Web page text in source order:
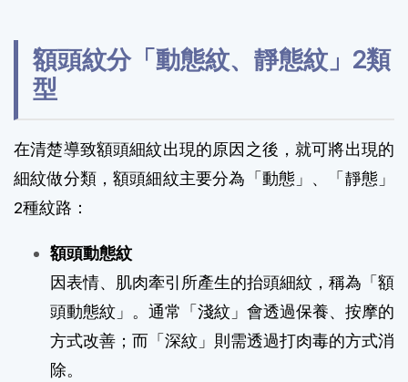
額頭紋分「動態紋、靜態紋」2類
型
在清楚導致額頭細紋出現的原因之後，就可將出現的
細紋做分類，額頭細紋主要分為「動態」、「靜態」
2種紋路：
額頭動態紋
因表情、肌肉牽引所產生的抬頭細紋，稱為「額
頭動態紋」。通常「淺紋」會透過保養、按摩的
方式改善；而「深紋」則需透過打肉毒的方式消
除。